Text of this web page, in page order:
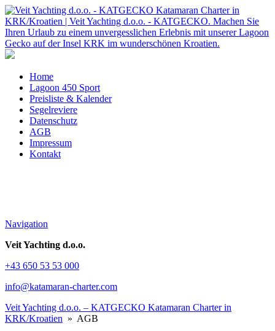
Home
Lagoon 450 Sport
Preisliste & Kalender
Segelreviere
Datenschutz
AGB
Impressum
Kontakt
Navigation
Veit Yachting d.o.o.
+43 650 53 53 000
info@katamaran-charter.com
Veit Yachting d.o.o. – KATGECKO Katamaran Charter in
KRK/Kroatien » AGB